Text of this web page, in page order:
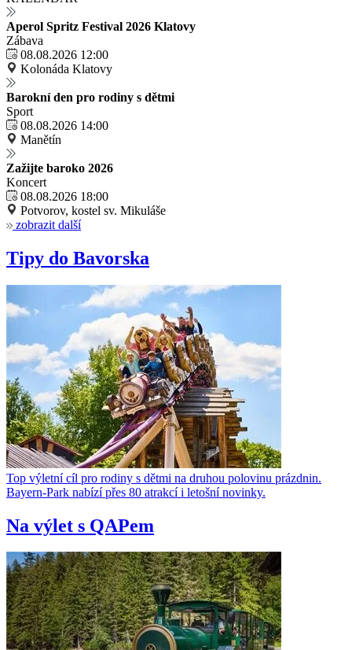
Aperol Spritz Festival 2026 Klatovy
Zábava
08.08.2026 12:00
Kolonáda Klatovy
Barokní den pro rodiny s dětmi
Sport
08.08.2026 14:00
Manětín
Zažijte baroko 2026
Koncert
08.08.2026 18:00
Potvorov, kostel sv. Mikuláše
zobrazit další
Tipy do Bavorska
Top výletní cíl pro rodiny s dětmi na druhou polovinu prázdnin.
Bayern-Park nabízí přes 80 atrakcí i letošní novinky.
Na výlet s QAPem